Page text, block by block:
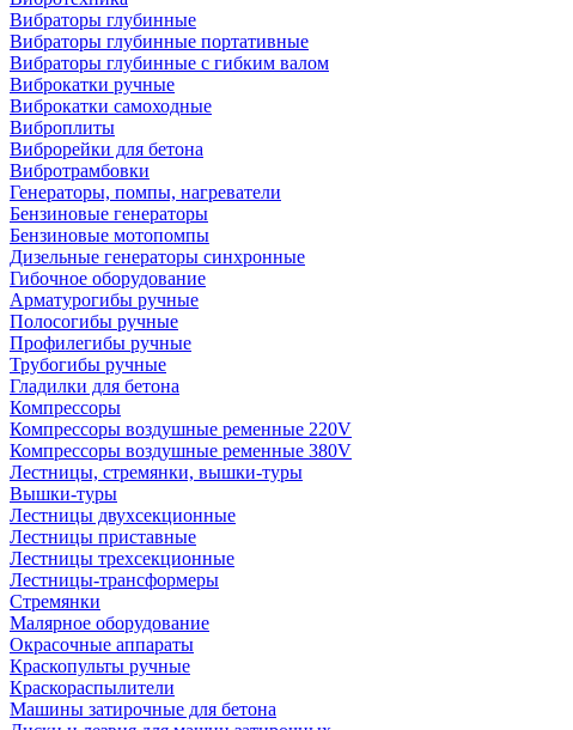
Вибраторы глубинные
Вибраторы глубинные портативные
Вибраторы глубинные с гибким валом
Виброкатки ручные
Виброкатки самоходные
Виброплиты
Виброрейки для бетона
Вибротрамбовки
Генераторы, помпы, нагреватели
Бензиновые генераторы
Бензиновые мотопомпы
Дизельные генераторы синхронные
Гибочное оборудование
Арматурогибы ручные
Полосогибы ручные
Профилегибы ручные
Трубогибы ручные
Гладилки для бетона
Компрессоры
Компрессоры воздушные ременные 220V
Компрессоры воздушные ременные 380V
Лестницы, стремянки, вышки-туры
Вышки-туры
Лестницы двухсекционные
Лестницы приставные
Лестницы трехсекционные
Лестницы-трансформеры
Стремянки
Малярное оборудование
Окрасочные аппараты
Краскопульты ручные
Краскораспылители
Машины затирочные для бетона